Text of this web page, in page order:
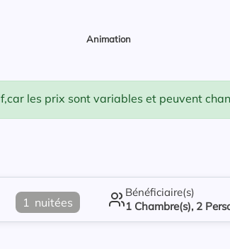
Animation
les prix sont variables et peuvent
1 nuitées
Bénéficiaire(s)
1Chambre(s), 2